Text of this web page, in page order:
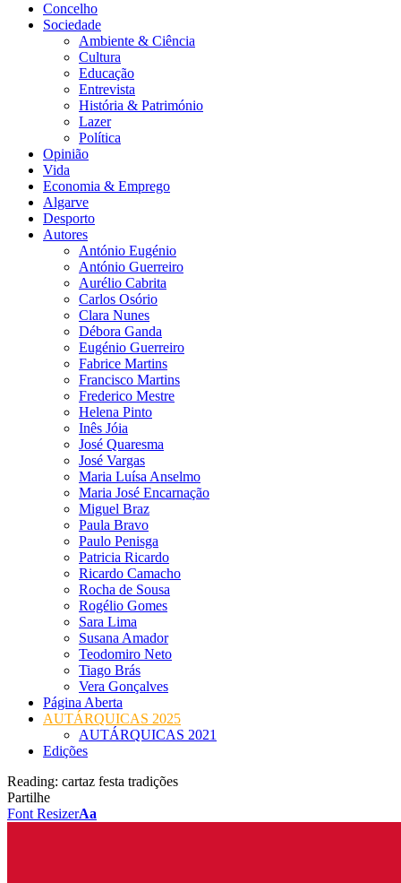
Concelho
Sociedade
Ambiente & Ciência
Cultura
Educação
Entrevista
História & Património
Lazer
Política
Opinião
Vida
Economia & Emprego
Algarve
Desporto
Autores
António Eugénio
António Guerreiro
Aurélio Cabrita
Carlos Osório
Clara Nunes
Débora Ganda
Eugénio Guerreiro
Fabrice Martins
Francisco Martins
Frederico Mestre
Helena Pinto
Inês Jóia
José Quaresma
José Vargas
Maria Luísa Anselmo
Maria José Encarnação
Miguel Braz
Paula Bravo
Paulo Penisga
Patricia Ricardo
Ricardo Camacho
Rocha de Sousa
Rogélio Gomes
Sara Lima
Susana Amador
Teodomiro Neto
Tiago Brás
Vera Gonçalves
Página Aberta
AUTÁRQUICAS 2025
AUTÁRQUICAS 2021
Edições
Reading: cartaz festa tradições
Partilhe
Font ResizerAa